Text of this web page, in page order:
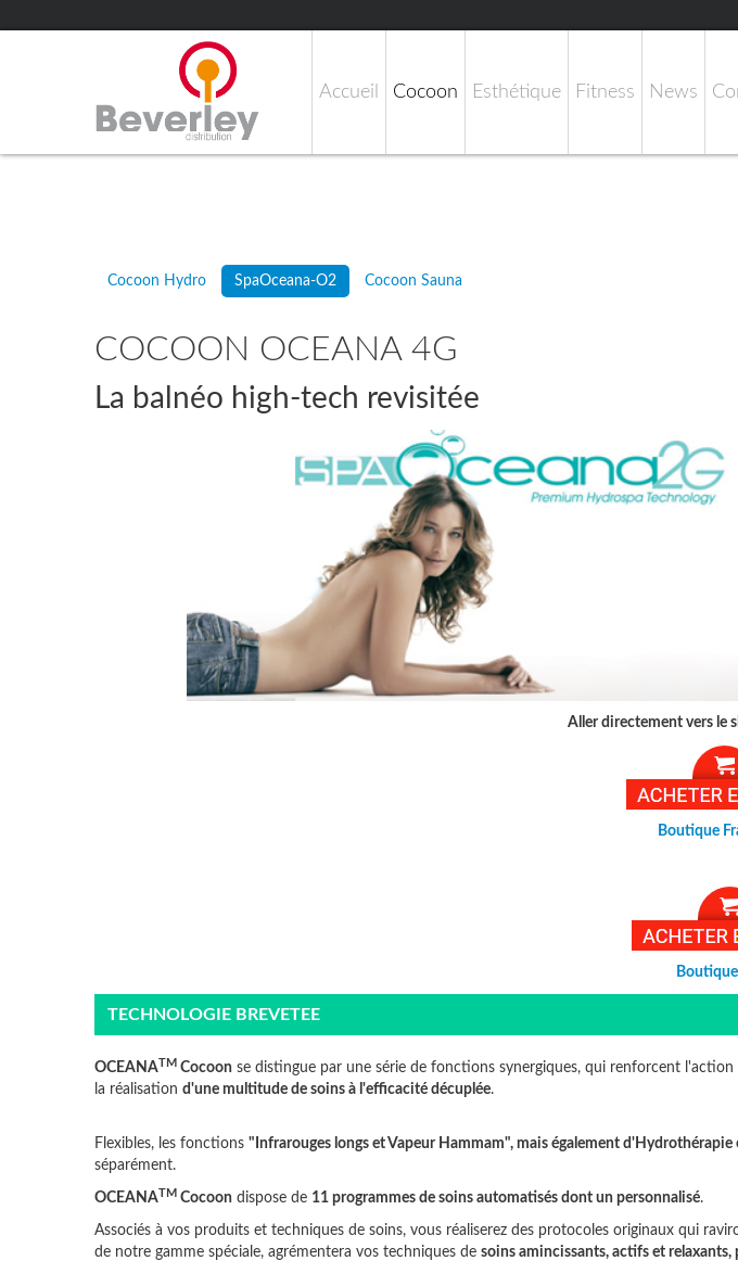
Accueil Cocoon Esthétique Fitness News
Cocoon Hydro SpaOceana-O2 Cocoon Sauna
COCOON OCEANA 4G
La balnéo high-tech revisitée
Aller directement vers le
Boutique
TECHNOLOGIE BREVETEE
OCEANA TM Cocoon se distingue par une série de fonctions synergiques, qui renforcent l'action
la réalisation d'une multitude de soins à l'efficacité décuplée.
Flexibles, les fonctions "Infrarouges longs et Vapeur Hammam", mais également d'Hydrothérapie
séparément.
OCEANA TM Cocoon dispose de 11 programmes de soins automatisés dont un personnalisé.
Associés à vos produits et techniques de soins, vous réaliserez des protocoles originaux qui
de notre gamme spéciale, agrémentera vos techniques de soins amincissants, actifs et